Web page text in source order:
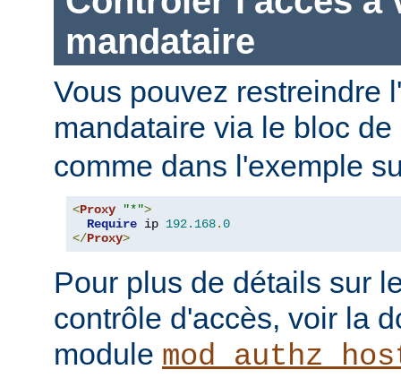
mandataire
Vous pouvez restreindre
mandataire via le bloc
comme dans l'exemple
<Proxy "*">
Require ip 192.168.0
</Proxy>
Pour plus de détails sur
contrôle d'accès, voir la
module